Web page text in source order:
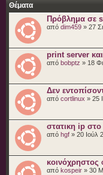
Θέματα
Πρόβλημα σε
από dim459 » 27
print server
από bobptz » 18
Δεν
από cortlinux » 25
στατικη ip
από hgf » 20 Ιούλ
από kospeir » 30